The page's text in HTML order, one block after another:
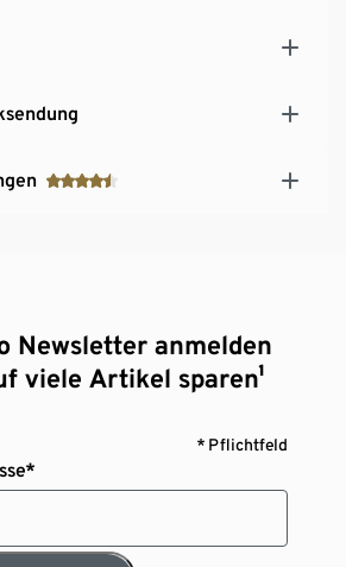
Newsletter anmelden
viele Artikel sparen¹
* Pflichtfeld